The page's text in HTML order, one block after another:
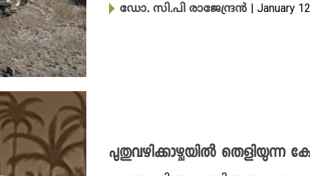
ഡോ. സി.പി രാജേന്ദ്രൻ | January
പുതുവഴിക്കാഴ്ചയിൽ തെളിയുന്ന